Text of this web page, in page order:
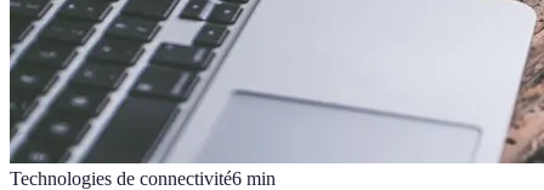
Technologies de connectivité6 min